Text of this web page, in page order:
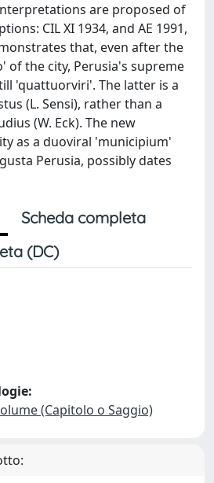
are proposed of
CIL XI 1934, and AE 1991,
that, even after the
of the city, Perusia's supreme
'quattuorviri'. The latter is a
(L. Sensi), rather than a
(W. Eck). The new
as a duoviral 'municipium'
Perusia, possibly dates
Scheda completa
(DC)
(Capitolo o Saggio)